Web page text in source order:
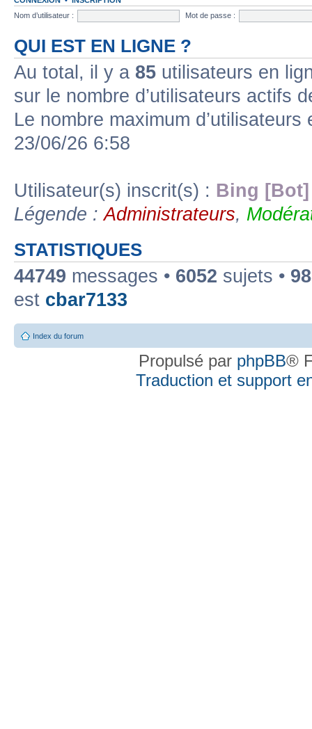
Nom d’utilisateur :
Mot de passe :
QUI EST EN LIGNE ?
Au total, il y a 85 utilisateurs en
sur le nombre d’utilisateurs actifs
Le nombre maximum
23/06/26 6:58
Utilisateur(s) inscrit(s) : Bing [Bot]
Légende :Administrateurs,
STATISTIQUES
44749 messages • 6052 sujets •
est cbar7133
Index du forum
Propulsé par phpBB®
Traduction et support